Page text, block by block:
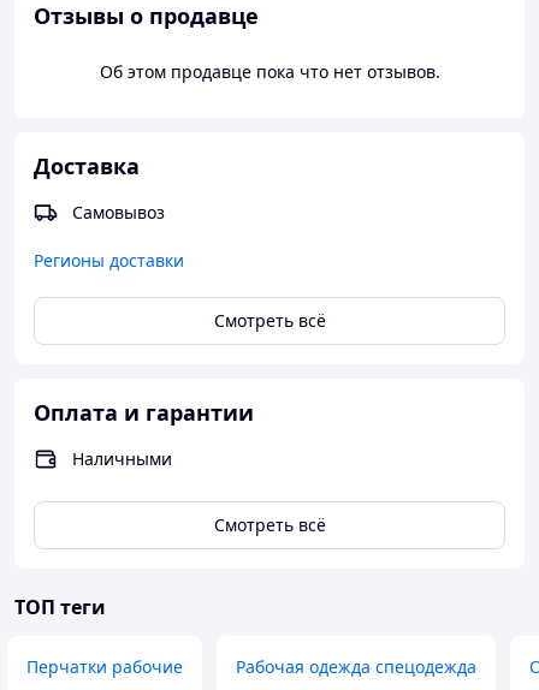
Отзывы о продавце
Об этом продавце пока что нет отзывов.
Доставка
Самовывоз
Регионы доставки
Смотреть всё
Оплата и гарантии
Наличными
Смотреть всё
ТОП теги
Перчатки рабочие Рабочая одежда спецодежда